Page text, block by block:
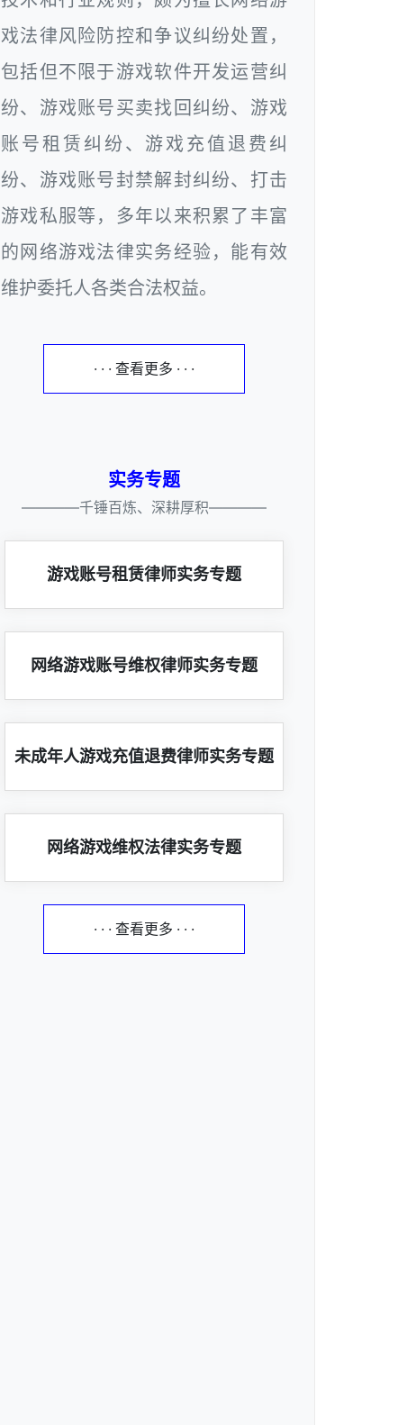
戏法律风险防控和争议纠纷处置，
包括但不限于游戏软件开发运营纠
纷、游戏账号买卖找回纠纷、游戏
账号租赁纠纷、游戏充值退费纠
纷、游戏账号封禁解封纠纷、打击
游戏私服等，多年以来积累了丰富
的网络游戏法律实务经验，能有效
维护委托人各类合法权益。
· · · 查看更多 · · ·
实务专题
————千锤百炼、深耕厚积————
游戏账号租赁律师实务专题
网络游戏账号维权律师实务专题
未成年人游戏充值退费律师实务专题
网络游戏维权法律实务专题
· · · 查看更多 · · ·